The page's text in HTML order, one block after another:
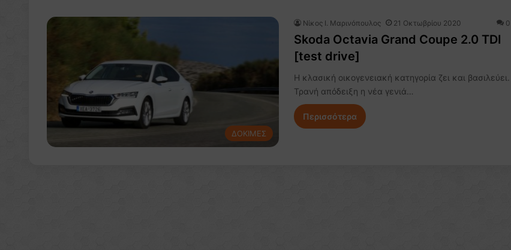
ΔΟΚΙΜΕΣ
Nίκος Ι. Mαρινόπουλος 21 Οκτωβρίου 2020 0
Skoda Octavia Grand Coupe 2.0 TDI
[test drive]
H κλασική οικογενειακή κατηγορία ζει και βασιλεύει.
Τρανή απόδειξη η νέα γενιά…
Περισσότερα